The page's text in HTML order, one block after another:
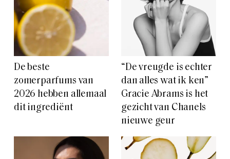
De beste
zomerparfums van
2026 hebben allemaal
dit ingrediënt
“De vreugde is echter
dan alles wat ik ken”
Gracie Abrams is het
gezicht van Chanels
nieuwe geur